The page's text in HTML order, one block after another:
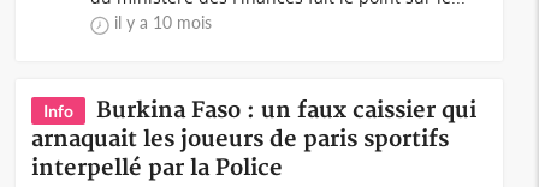
il y a 10 mois
Info
Burkina Faso : un faux caissier qui
arnaquait les joueurs de paris sportifs
interpellé par la Police